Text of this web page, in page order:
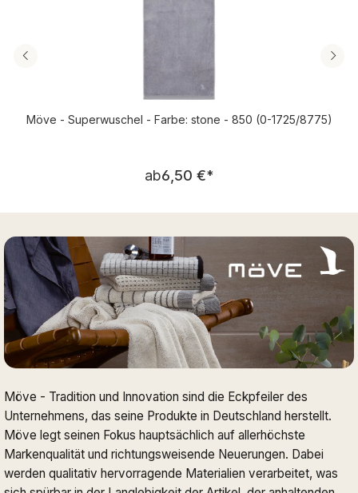
Möve - Superwuschel - Farbe: stone - 850 (0-1725/8775)
Regulärer Preis:
ab6,50 €*
Möve - Tradition und Innovation sind die Eckpfeiler des
Unternehmens, das seine Produkte in Deutschland herstellt.
Möve legt seinen Fokus hauptsächlich auf allerhöchste
Markenqualität und richtungsweisende Neuerungen. Dabei
werden qualitativ hervorragende Materialien verarbeitet, was